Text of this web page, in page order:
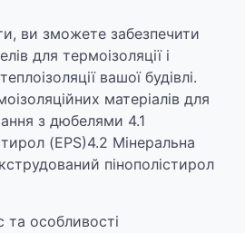
ви зможете забезпечити
для термоізоляції і
вашої будівлі.
матеріалів для
з дюбелями 4.1
(EPS)4.2 Мінеральна
пінополістирол
та особливості